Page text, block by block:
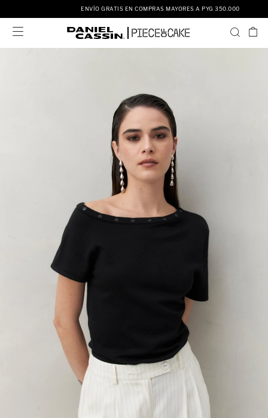
ENVÍO GRATIS EN COMPRAS MAYORES A PYG 350.000
